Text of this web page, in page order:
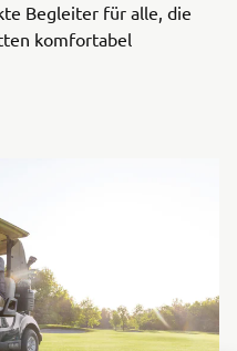
Begleiter für alle, die
komfortabel